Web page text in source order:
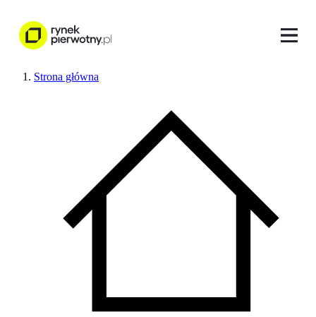
Strona główna